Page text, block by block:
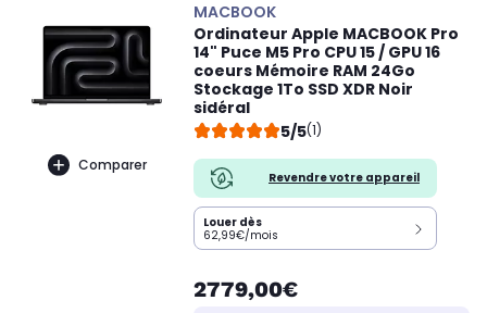
Comparer
MACBOOK
Ordinateur Apple MACBOOK Pro
14" Puce M5 Pro CPU 15 / GPU 16
coeurs Mémoire RAM 24Go
Stockage 1To SSD XDR Noir
sidéral
5/5(1)
Revendre votre appareil
Louer dès
62,99€/mois
2779,00€